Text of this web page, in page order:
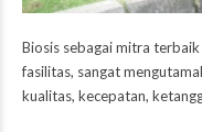
Biosis sebagai mitra
fasilitas, sangat
kualitas, kecepatan,